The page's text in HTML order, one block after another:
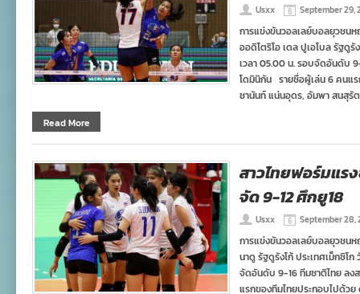
Usxx September 29,
การแข่งขันวอลเลย์บอลยุวชน
ออดิโตริโอ เดล ปูเอโบล รัฐดูรั
เวลา 05.00 น. รอบจัดอันดับ
โดมินิกัน รายชื่อผู้เล่น 6 คนแ
ชานันท์ แน่นอุดร, อัมพา สนสุ
Read More
สาวไทยฟอร์มแร
จัด 9-12 ศึกยู18
Usxx September 28,
การแข่งขันวอลเลย์บอลยุวชน
นาดู รัฐดูรังโก้ ประเทศเม็กซิโ
จัดอันดับ 9-16 ทีมชาติไทย ล
แรกของทีมไทยประกอบไปด้ว